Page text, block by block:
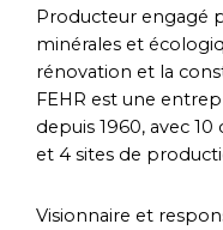
Producteur engagé
minérales et
rénovation et la
FEHR est une
depuis 1960, avec 10
et 4 sites de
Visionnaire et